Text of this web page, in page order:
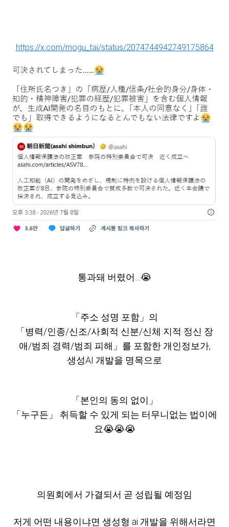
https://x.com/mogu_tai/status/2074744942749175864
통과돼 버렸어…😭
「주소 성명 포함」의
「병력/인종/신조/사회적 신분/신체·지적·정신 장
애/범죄 경력/범죄 피해」를 포함한 개인정보가,
생성AI 개발을 명목으로
「본인의 동의 없이」
「누구든」 취득할 수 있게 되는 터무니없는 법이에
요😭😭😭
의원회에서 가결되서 곧 성립될 예정임
저게 어떤 내용이냐면 생성형 ai 개발을 위해서라면